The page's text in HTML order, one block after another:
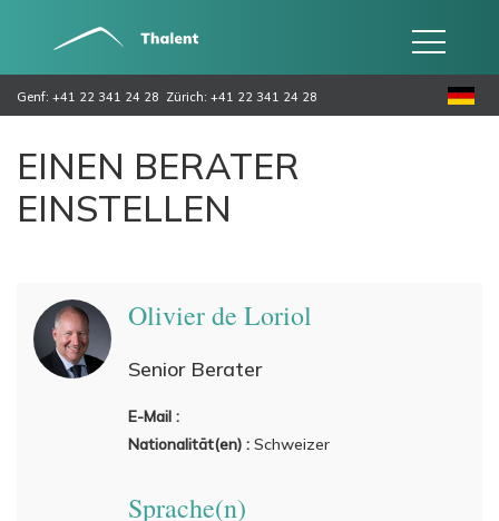
Genf: +41 22 341 24 28 Zürich: +41 22 341 24 28
EINEN BERATER
EINSTELLEN
Olivier de Loriol
Senior Berater
E-Mail :
Nationalität(en) : Schweizer
Sprache(n)